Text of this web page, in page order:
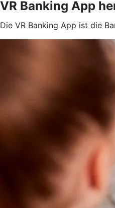
VR Banking App
Die VR Banking App ist die